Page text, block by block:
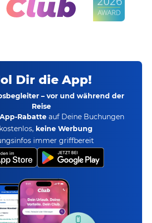
Dir die App!
– vor und während der
Reise
Rabatte auf Deine Buchungen
keine Werbung
immer griffbereit